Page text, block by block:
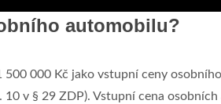
automobilu?
000 Kč jako vstupní ceny
v § 29 ZDP). Vstupní cena